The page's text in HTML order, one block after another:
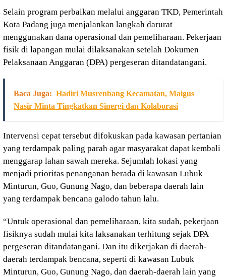
Selain program perbaikan melalui anggaran TKD, Pemerintah
Kota Padang juga menjalankan langkah darurat
menggunakan dana operasional dan pemeliharaan. Pekerjaan
fisik di lapangan mulai dilaksanakan setelah Dokumen
Pelaksanaan Anggaran (DPA) pergeseran ditandatangani.
Baca Juga: Hadiri Musrenbang Kecamatan, Maigus
Nasir Minta Tingkatkan Sinergi dan Kolaborasi
Intervensi cepat tersebut difokuskan pada kawasan pertanian
yang terdampak paling parah agar masyarakat dapat kembali
menggarap lahan sawah mereka. Sejumlah lokasi yang
menjadi prioritas penanganan berada di kawasan Lubuk
Minturun, Guo, Gunung Nago, dan beberapa daerah lain
yang terdampak bencana galodo tahun lalu.
“Untuk operasional dan pemeliharaan, kita sudah, pekerjaan
fisiknya sudah mulai kita laksanakan terhitung sejak DPA
pergeseran ditandatangani. Dan itu dikerjakan di daerah-
daerah terdampak bencana, seperti di kawasan Lubuk
Minturun, Guo, Gunung Nago, dan daerah-daerah lain yang